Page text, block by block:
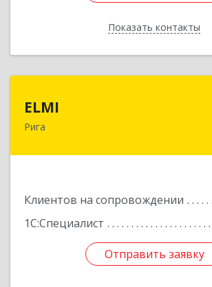
Показать контакты
Назад
ELMI
Рига
Клиентов на сопровождении
1С:Специалист
Отправить заявку
Отправить заявку